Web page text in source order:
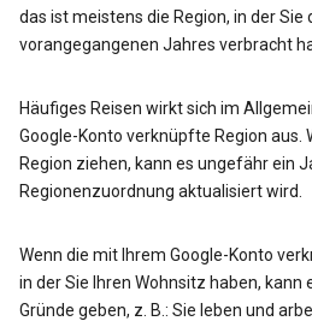
das ist meistens die Region, in der Sie
vorangegangenen Jahres verbracht
Häufiges Reisen wirkt sich im
Google-Konto verknüpfte Region aus.
Region ziehen, kann es ungefähr ein
Regionenzuordnung aktualisiert wird.
Wenn die mit Ihrem Google-Konto
in der Sie Ihren Wohnsitz haben, kann
Gründe geben, z. B.: Sie leben und